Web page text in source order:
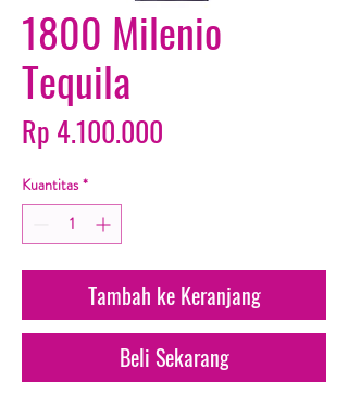
1800 Milenio
Tequila
Rp 4.100.000
Kuantitas *
Tambah ke Keranjang
Beli Sekarang